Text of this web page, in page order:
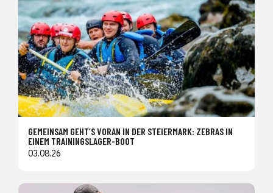
GEMEINSAM GEHT’S VORAN IN DER STEIERMARK: ZEBRAS IN
EINEM TRAININGSLAGER-BOOT
03.08.26